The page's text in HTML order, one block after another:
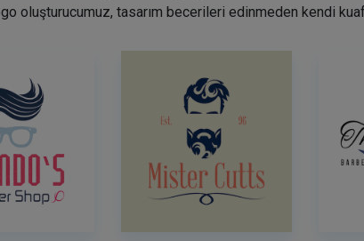
oluşturucumuz, tasarım becerileri edinmeden kendi